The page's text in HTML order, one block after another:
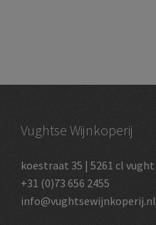
Vughtse Wijnkoperij
koestraat 35 | 5261 cl vught
+31 (0)73 656 2455
info@vughtsewijnkoperij.nl